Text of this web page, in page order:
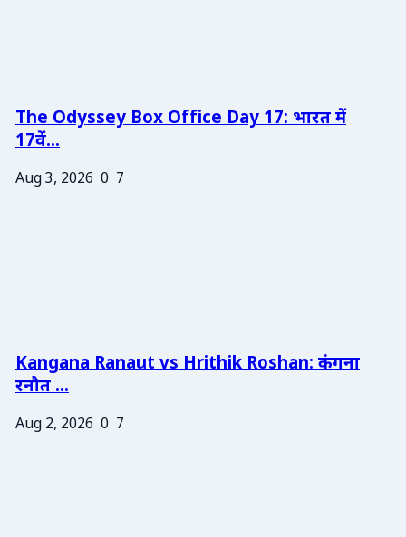
The Odyssey Box Office Day 17: भारत में
17वें...
Aug 3, 2026 0 7
Kangana Ranaut vs Hrithik Roshan: कंगना
रनौत ...
Aug 2, 2026 0 7